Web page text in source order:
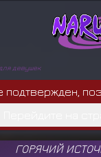
девушек
подтвержден,
ГОРЯЧИЙ